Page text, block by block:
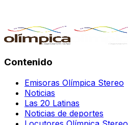
Contenido
Emisoras Olímpica Stereo
Noticias
Las 20 Latinas
Noticias de deportes